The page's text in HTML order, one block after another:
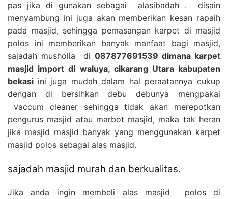
pas jika di gunakan sebagai alasibadah . disain
menyambung ini juga akan memberikan kesan rapaih
pada masjid, sehingga pemasangan karpet di masjid
polos ini memberikan banyak manfaat bagi masjid,
sajadah musholla di 087877691539 dimana karpet
masjid import di waluya, cikarang Utara kabupaten
bekasi ini juga mudah dalam hal peraatannya cukup
dengan di bersihkan debu debunya mengpakai
vaccum cleaner sehingga tidak akan merepotkan
pengurus masjid atau marbot masjid, maka tak heran
jika masjid masjid banyak yang menggunakan karpet
masjid polos sebagai alas masjid.
sajadah masjid murah dan berkualitas.
Jika anda ingin membeli alas masjid polos di